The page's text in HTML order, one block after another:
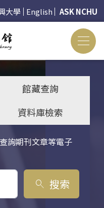
大學 English ASK NCHU
館藏查詢
資料庫檢索
詢期刊文章等電子
search 搜索